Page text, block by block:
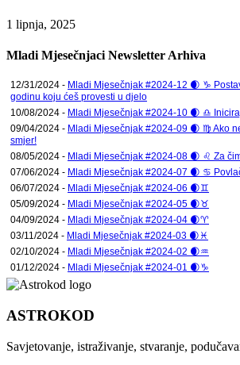
1 lipnja, 2025
Mladi Mjesečnjaci Newsletter Arhiva
12/31/2024 - Mladi Mjesečnjak #2024-12 🌒 ♑
godinu koju ćeš provesti u djelo
10/08/2024 - Mladi Mjesečnjak #2024-10 🌒 ♎
09/04/2024 - Mladi Mjesečnjak #2024-09 🌒 ♍ Ako
smjer!
08/05/2024 - Mladi Mjesečnjak #2024-08 🌒 ♌ Za
07/06/2024 - Mladi Mjesečnjak #2024-07 🌒 ♋
06/07/2024 - Mladi Mjesečnjak #2024-06 🌒♊
05/09/2024 - Mladi Mjesečnjak #2024-05 🌒♉
04/09/2024 - Mladi Mjesečnjak #2024-04 🌒♈
03/11/2024 - Mladi Mjesečnjak #2024-03 🌒♓
02/10/2024 - Mladi Mjesečnjak #2024-02 🌒♒
01/12/2024 - Mladi Mjesečnjak #2024-01 🌒♑
ASTROKOD
Savjetovanje, istraživanje, stvaranje,